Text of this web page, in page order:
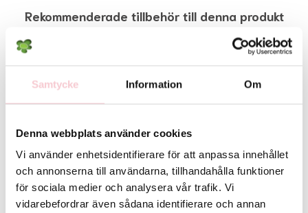
Samtycke Information Om
Denna webbplats använder cookies
Vi använder enhetsidentifierare för att anpassa innehållet
och annonserna till användarna, tillhandahålla funktioner
för sociala medier och analysera vår trafik. Vi
vidarebefordrar även sådana identifierare och annan
beroende på dagspriser och lokalt utbud. Vid behov kan vissa
alltid att bukettens färg, form och värde bevaras. Skulle detta inte vara
För fullständiga villkor, se: https://www.flowerhouse.se/info/villkor/
Rekommenderade tillbehör till denna produkt